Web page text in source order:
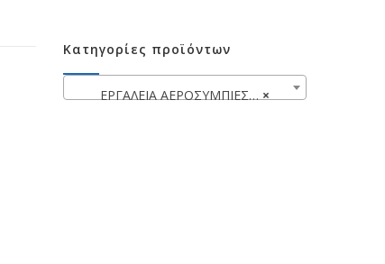
Κατηγορίες προϊόντων
×
ΕΡΓΑΛΕΙΑ ΑΕΡΟΣΥΜΠΙΕΣΤΩΝ